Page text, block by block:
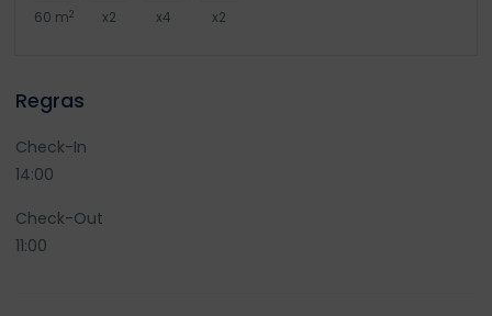
60 m2 x2 x4 x2
Regras
Check-In
14:00
Check-Out
11:00